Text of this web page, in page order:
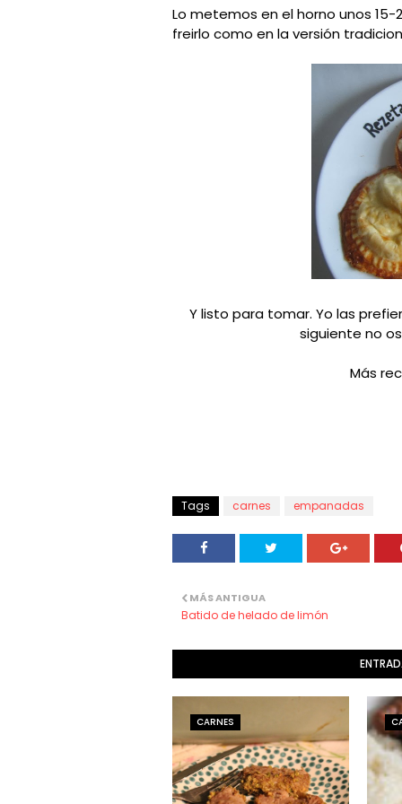
Lo metemos en el horno unos
freirlo como en la versión
Y listo para tomar. Yo las
siguiente no
Más
Tags carnes empanadas
MÁS ANTIGUA
Batido de helado de limón
CARNES